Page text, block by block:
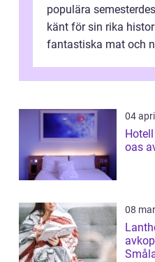
populära
känt för sin rika
fantastiska mat och
04
oas
08